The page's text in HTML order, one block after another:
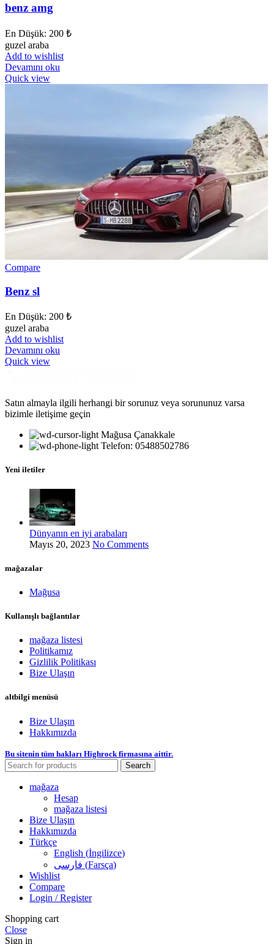
benz amg
En Düşük: 200 ₺
guzel araba
Add to wishlist
Devamını oku
Quick view
Compare
Benz sl
En Düşük: 200 ₺
guzel araba
Add to wishlist
Devamını oku
Quick view
Satın almayla ilgili herhangi bir sorunuz veya sorununuz varsa
bizimle iletişime geçin
Mağusa Çanakkale
Telefon: 05488502786
Yeni iletiler
Dünyanın en iyi arabaları
Mayıs 20, 2023 No Comments
mağazalar
Mağusa
Kullanışlı bağlantılar
mağaza listesi
Politikamız
Gizlilik Politikası
Bize Ulaşın
altbilgi menüsü
Bize Ulaşın
Hakkımızda
Bu sitenin tüm hakları Highrock firmasına aittir.
Search
mağaza
Hesap
mağaza listesi
Bize Ulaşın
Hakkımızda
Türkçe
English (İngilizce)
فارسی (Farsça)
Wishlist
Compare
Login / Register
Shopping cart
Close
Sign in